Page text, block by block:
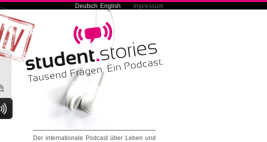
Impressum
English
Deutsch
Der internationale Podcast über Leben und